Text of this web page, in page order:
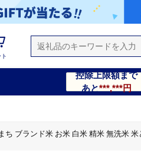
控除上限額まで
あと***,***円
ブランド米 お米 白米 精米 無洗米